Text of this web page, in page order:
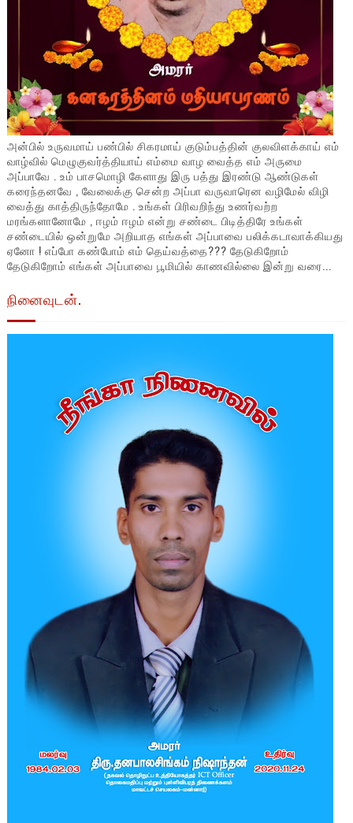
அன்பில் உருவமாய் பண்பில் சிகரமாய் குடும்பத்தின் குலவிளக்காய் எம்
வாழ்வில் மெழுகுவர்த்தியாய் எம்மை வாழ வைத்த எம் அருமை
அப்பாவே . உம் பாசமொழி கேளாது இரு பத்து இரண்டு ஆண்டுகள்
கரைந்தனவே , வேலைக்கு சென்ற அப்பா வருவாரென வழிமேல் விழி
வைத்து காத்திருந்தோமே . உங்கள் பிரிவறிந்து உணர்வற்ற
மரங்களானோமே , ஈழம் ஈழம் என்று சண்டை பிடித்திரே உங்கள்
சண்டையில் ஒன்றுமே அறியாத எங்கள் அப்பாவை பலிக்கடாவாக்கியது
ஏனோ ! எப்போ கண்போம் எம் தெய்வத்தை??? தேடுகிறோம்
தேடுகிறோம் எங்கள் அப்பாவை பூமியில் காணவில்லை இன்று வரை...
நினைவுடன்.